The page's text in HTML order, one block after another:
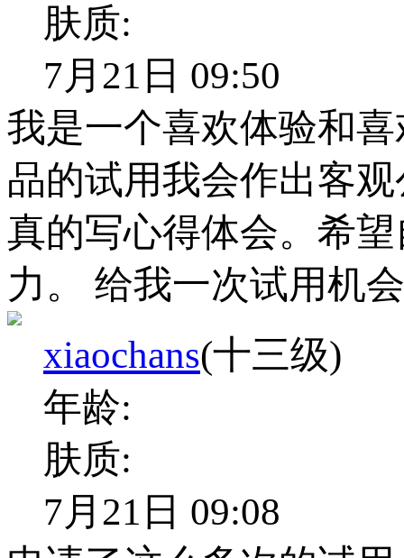
肤质:
7月21日 09:50
我是一个喜欢体验和
品的试用我会作出客
真的写心得体会。希
力。 给我一次试用机
xiaochans(十三级)
年龄:
肤质:
7月21日 09:08